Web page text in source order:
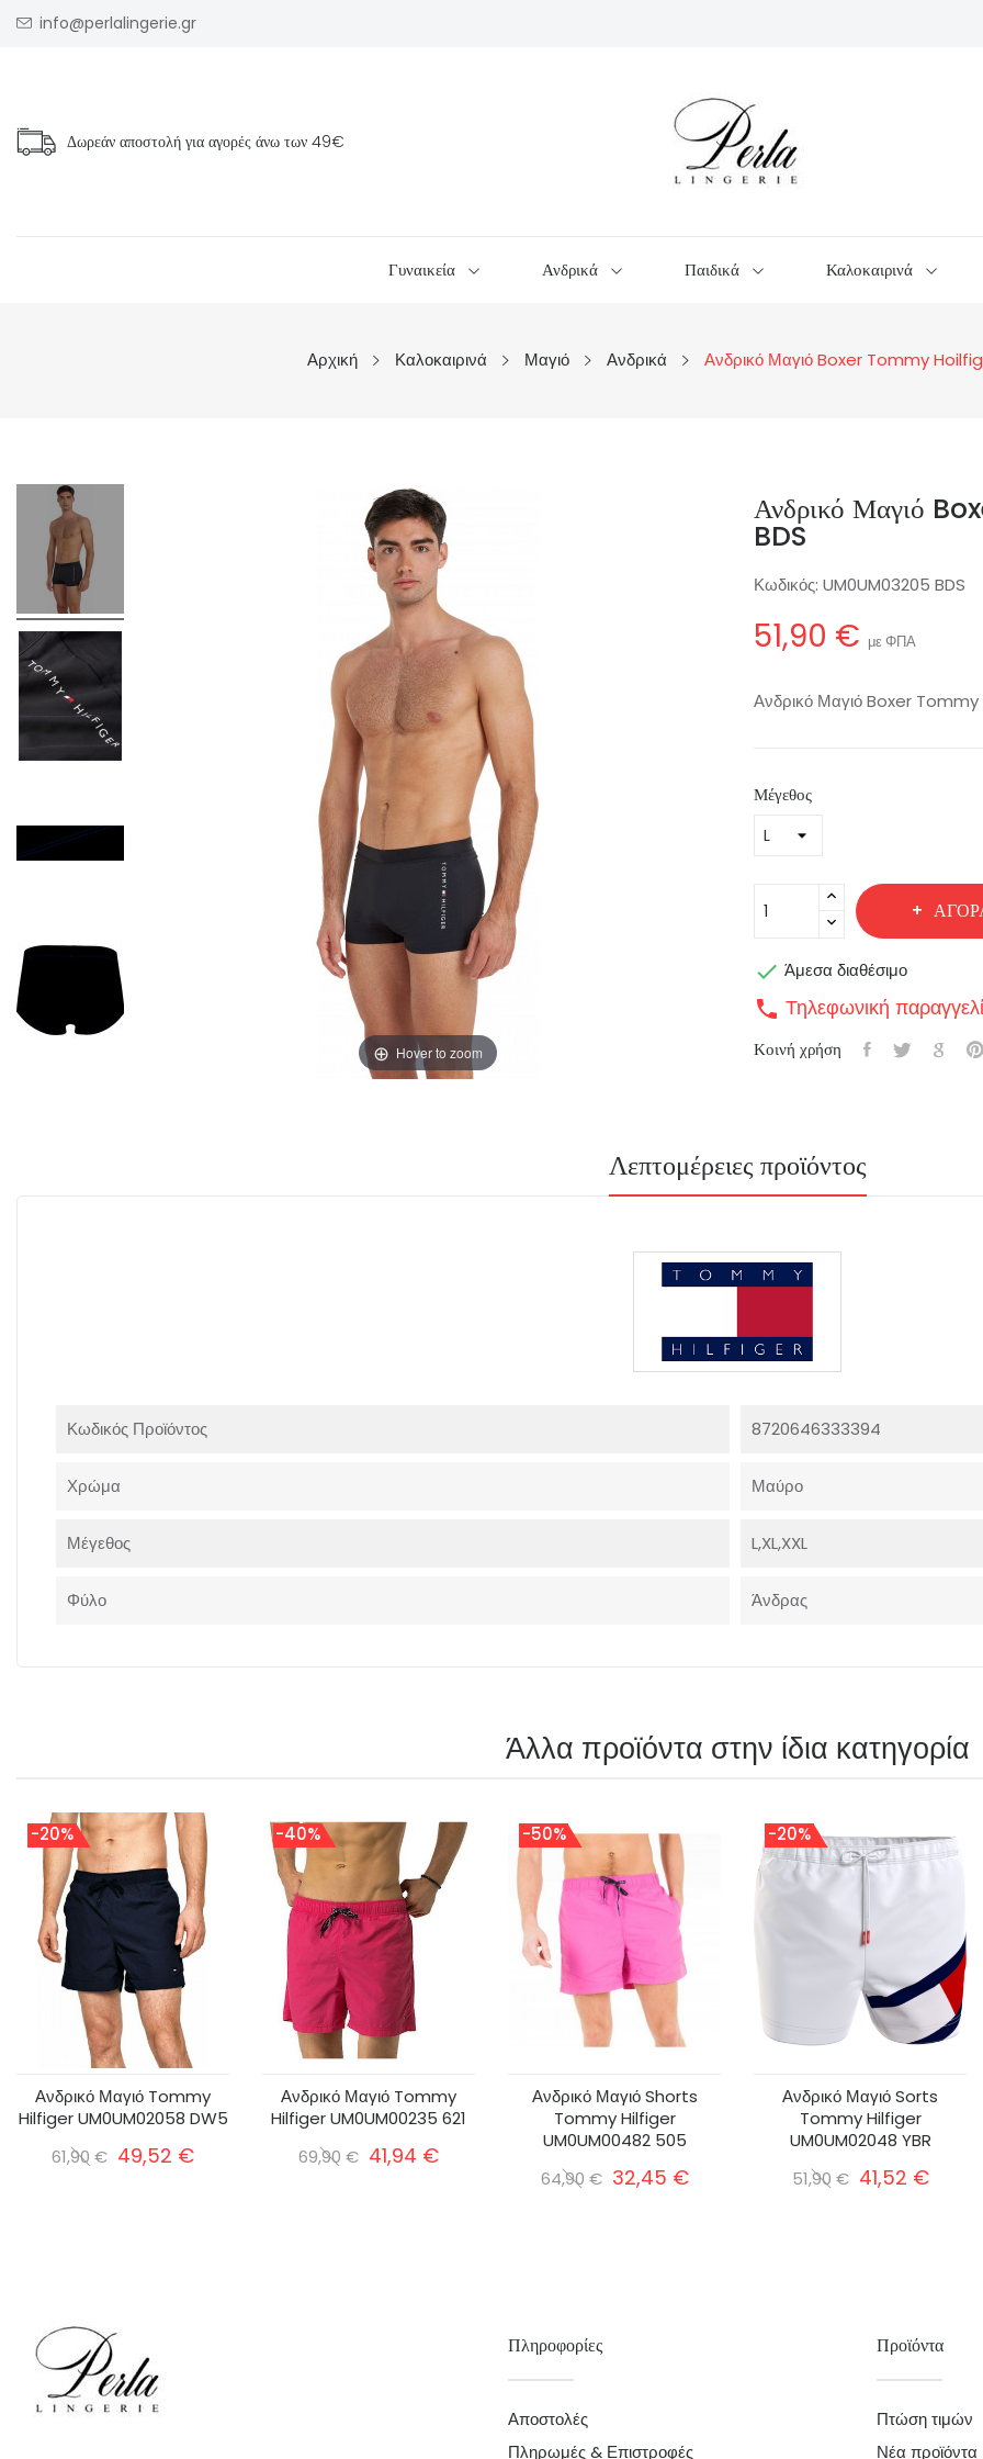
info@perlalingerie.gr
Δωρεάν αποστολή για αγορές άνω των 49€
Γυναικεία Ανδρικά Παιδικά Καλοκαιρινά
Αρχική Καλοκαιρινά Μαγιό Ανδρικά Ανδρικό Μαγιό Boxer Tommy
Hover to zoom
Ανδρικό Μαγιό
BDS
Κωδικός: UM0UM03205 BDS
51,90 € με ΦΠΑ
Ανδρικό Μαγιό Boxer
Μέγεθος
 Άμεσα διαθέσιμο
call Τηλεφωνική
Κοινή χρήση
Λεπτομέρειες προϊόντος
Κωδικός Προϊόντος 8720646333394
Χρώμα Μαύρο
Μέγεθος L,XL,XXL
Φύλο Άνδρας
Άλλα προϊόντα στην ίδια κατηγορία
-20%
Ανδρικό Μαγιό Tommy
Hilfiger UM0UM02058 DW5
61,90 € 49,52 €
-40%
Ανδρικό Μαγιό Tommy
Hilfiger UM0UM00235 621
69,90 € 41,94 €
-50%
Ανδρικό Μαγιό Shorts
Tommy Hilfiger
UM0UM00482 505
64,90 € 32,45 €
-20%
Ανδρικό Μαγιό Sorts
Tommy Hilfiger
UM0UM02048 YBR
51,90 € 41,52 €
Πληροφορίες
Αποστολές
Πληρωμές & Επιστροφές
Προϊόντα
Πτώση τιμών
Νέα προϊόντα